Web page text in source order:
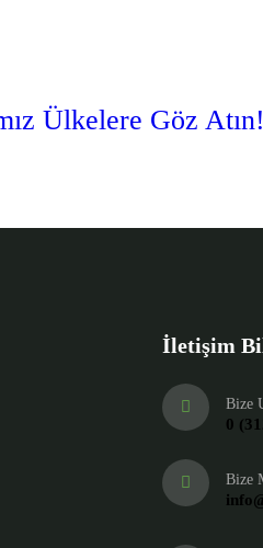
Ülkelere Göz Atın!
İletişim
Bize
0
Bize